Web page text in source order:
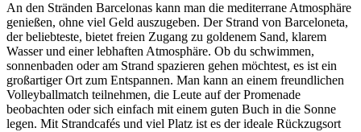
An den Stränden Barcelonas kann man die mediterrane Atmosphäre
genießen, ohne viel Geld auszugeben. Der Strand von Barceloneta,
der beliebteste, bietet freien Zugang zu goldenem Sand, klarem
Wasser und einer lebhaften Atmosphäre. Ob du schwimmen,
sonnenbaden oder am Strand spazieren gehen möchtest, es ist ein
großartiger Ort zum Entspannen. Man kann an einem freundlichen
Volleyballmatch teilnehmen, die Leute auf der Promenade
beobachten oder sich einfach mit einem guten Buch in die Sonne
legen. Mit Strandcafés und viel Platz ist es der ideale Rückzugsort